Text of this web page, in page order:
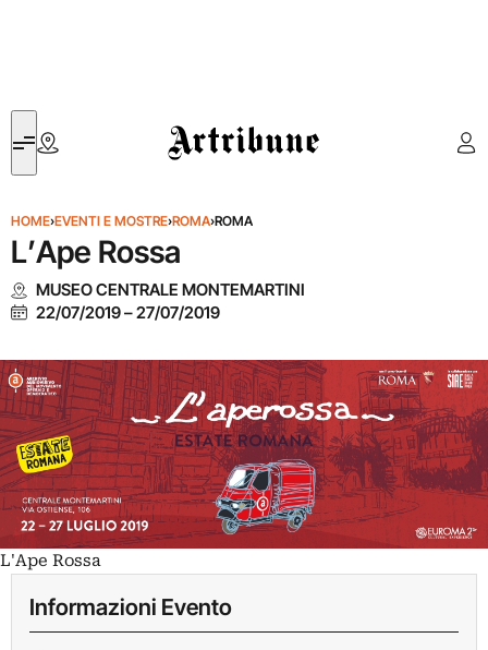
Artribune
HOME›EVENTI E MOSTRE›ROMA›ROMA
L’Ape Rossa
MUSEO CENTRALE MONTEMARTINI
22/07/2019–27/07/2019
L'Ape Rossa
Informazioni Evento